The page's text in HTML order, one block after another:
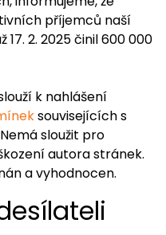
příjemců naší
17. 2. 2025 činil 600 000
k nahlášení
souvisejících s
sloužit pro
autora stránek.
a vyhodnocen.